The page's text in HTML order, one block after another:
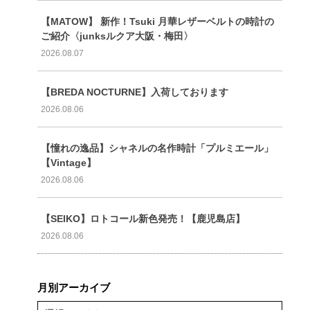
【MATOW】 新作！Tsuki 月華レザーベルトの時計の
ご紹介〈junksルクア大阪・梅田〉
2026.08.07
【BREDA NOCTURNE】入荷しております
2026.08.06
【憧れの逸品】シャネルの名作時計「プルミエール」
【Vintage】
2026.08.06
【SEIKO】ロトコール新色発売！【鹿児島店】
2026.08.06
月別アーカイブ